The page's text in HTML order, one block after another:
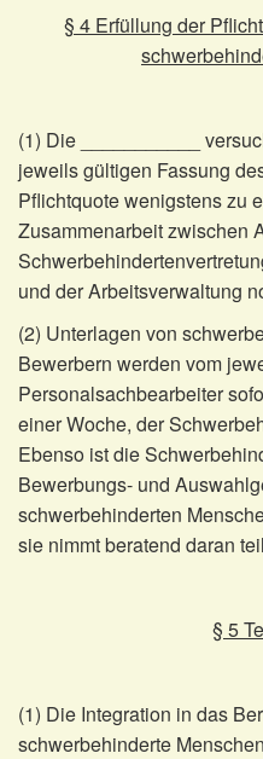
§ 4 Erfüllung der
(1) Die ___________
jeweils gültigen Fassung
Pflichtquote wenigstens zu
Zusammenarbeit zwischen
und der Arbeitsverwaltung
(2) Unterlagen von
Bewerbern werden vom
Personalsachbearbeiter
einer Woche, der
Ebenso ist die
Bewerbungs- und
schwerbehinderten
sie nimmt beratend daran
§ 5
(1) Die Integration in das
schwerbehinderte